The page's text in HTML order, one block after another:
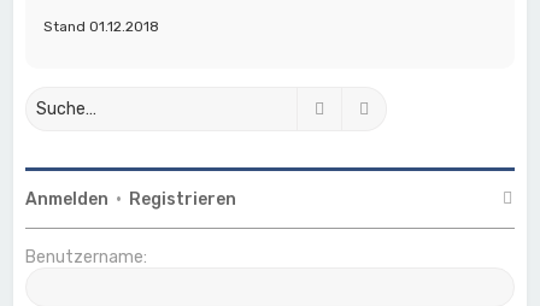
Stand 01.12.2018
Suche
Anmelden • Registrieren
Benutzername: